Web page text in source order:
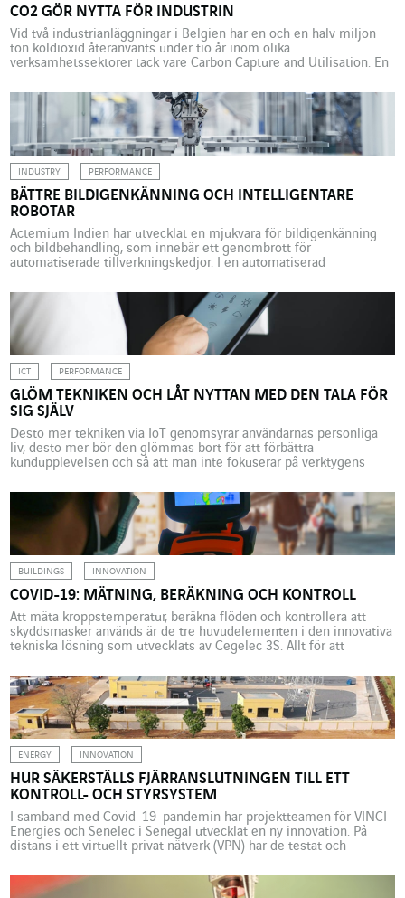
CO2 GÖR NYTTA FÖR INDUSTRIN
Vid två industrianläggningar i Belgien har en och en halv miljon
ton koldioxid återanvänts under tio år inom olika
verksamhetssektorer tack vare Carbon Capture and Utilisation. En
förknippas med klimatförändringar och har fått dålig publicitet.
Men även om koldioxid utan tvekan bidrar till den globala
uppvärmningen […]
INDUSTRY PERFORMANCE
BÄTTRE BILDIGENKÄNNING OCH INTELLIGENTARE
ROBOTAR
Actemium Indien har utvecklat en mjukvara för bildigenkänning
och bildbehandling, som innebär ett genombrott för
automatiserade tillverkningskedjor. I en automatiserad
steg. De flesta av de robotarmar som utför denna manöver är
utrustade med 3D-kameror som är uppkopplade till ett
bildbehandlingsprogram. Men visualiseringsverktygen når sin
gräns när de komponenter som […]
ICT PERFORMANCE
GLÖM TEKNIKEN OCH LÅT NYTTAN MED DEN TALA FÖR
SIG SJÄLV
Desto mer tekniken via IoT genomsyrar användarnas personliga
liv, desto mer bör den glömmas bort för att förbättra
kundupplevelsen och så att man inte fokuserar på verktygens
Development Manager i Portugal, som förespråkar en “mjuk och
smärtfri” teknik för att påskynda dess acceptans. Tsunami. Ordet
är starkt […]
BUILDINGS INNOVATION
COVID-19: MÄTNING, BERÄKNING OCH KONTROLL
Att mäta kroppstemperatur, beräkna flöden och kontrollera att
skyddsmasker används är de tre huvudelementen i den innovativa
tekniska lösning som utvecklats av Cegelec 3S. Allt för att
människor som besöker offentliga anläggningar. Sedan våren 2020
har de vidtagna åtgärderna för att hålla fysisk distans flerdubblat
[…]
ENERGY INNOVATION
HUR SÄKERSTÄLLS FJÄRRANSLUTNINGEN TILL ETT
KONTROLL- OCH STYRSYSTEM
I samband med Covid-19-pandemin har projektteamen för VINCI
Energies och Senelec i Senegal utvecklat en ny innovation. På
distans i ett virtuellt privat nätverk (VPN) har de testat och
Digital”. Covid-19-pandemin har i många länder lett till en ökad
användning av digital teknik för att företagens anställda ska […]